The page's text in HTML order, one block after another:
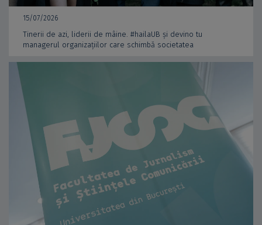
15/07/2026
Tinerii de azi, liderii de mâine. #hailaUB și devino tu
managerul organizațiilor care schimbă societatea